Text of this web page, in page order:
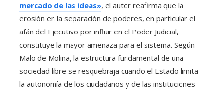
mercado de las ideas», el autor reafirma que la
erosión en la separación de poderes, en particular el
afán del Ejecutivo por influir en el Poder Judicial,
constituye la mayor amenaza para el sistema. Según
Malo de Molina, la estructura fundamental de una
sociedad libre se resquebraja cuando el Estado limita
la autonomía de los ciudadanos y de las instituciones